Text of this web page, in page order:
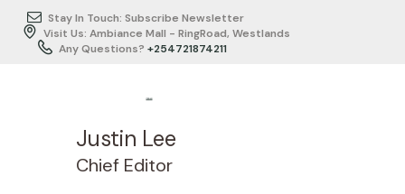
Stay In Touch: Subscribe Newsletter
Visit Us: Ambiance Mall - RingRoad, Westlands
Any Questions? +254721874211
HOME
ABOUT US
Justin Lee
Chief Editor